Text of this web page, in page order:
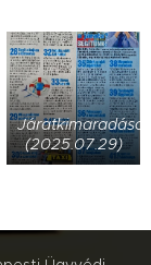
(2025.07.29)